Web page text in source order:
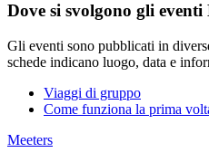
Dove si svolgono gli eventi
Gli eventi sono pubblicati in
schede indicano luogo, data e
Viaggi di gruppo
Come funziona la prima
Meeters